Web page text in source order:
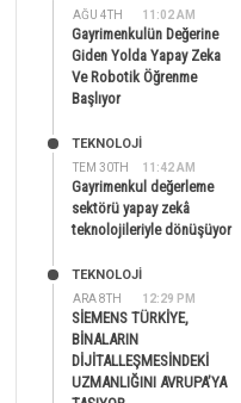
AĞU 4TH 11:02 AM
Gayrimenkulün Değerine
Giden Yolda Yapay Zeka
Ve Robotik Öğrenme
Başlıyor
TEM 30TH 11:42 AM
TEKNOLOJİ
Gayrimenkul değerleme
sektörü yapay zekâ
teknolojileriyle dönüşüyor
ARA 8TH 12:29 PM
TEKNOLOJİ
SİEMENS TÜRKİYE,
BİNALARIN
DİJİTALLEŞMESİNDEKİ
UZMANLIĞINI AVRUPA’YA